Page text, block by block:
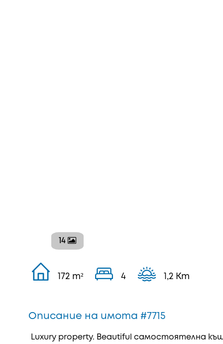
14
172 m² 4 1,2 Km
Описание на имота #7715
Luxury property. Beautiful самостоятелна